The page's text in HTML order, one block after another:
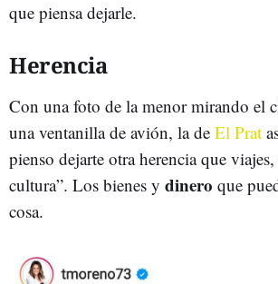
que piensa dejarle.
Herencia
Con una foto de la menor mirando el
una ventanilla de avión, la de El Prat
pienso dejarte otra herencia que
cultura”. Los bienes y dinero que
cosa.